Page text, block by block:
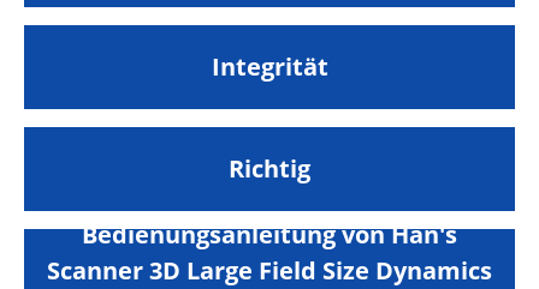
Integrität
Richtig
Bedienungsanleitung von Han's
Scanner 3D Large Field Size Dynamics